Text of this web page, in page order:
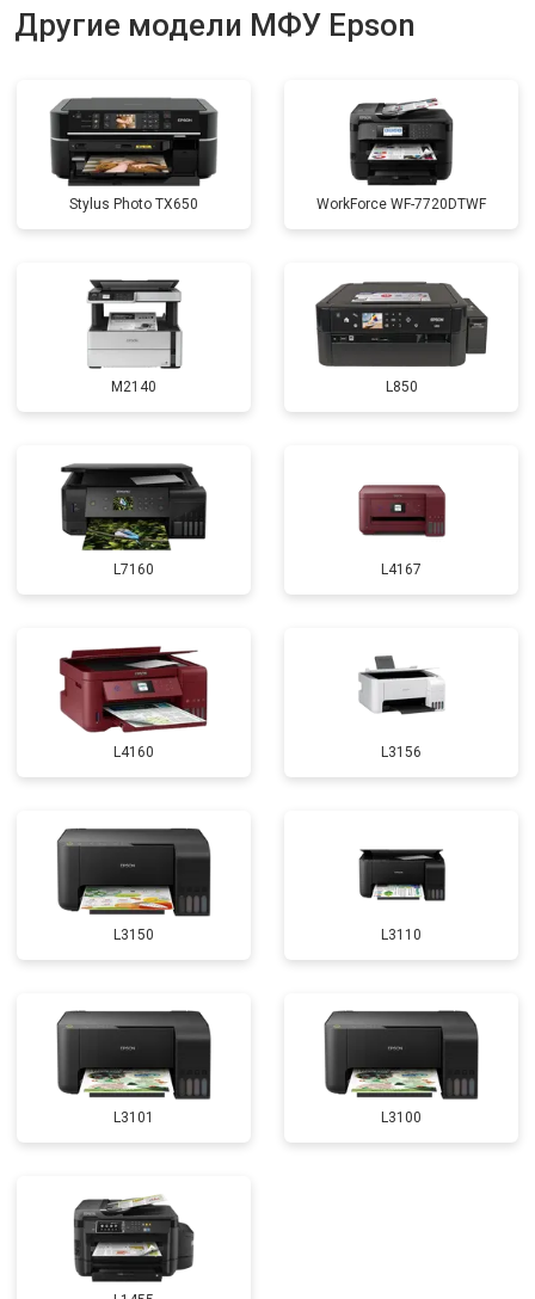
Другие модели МФУ Epson
Stylus Photo TX650 WorkForce WF-7720DTWF
M2140 L850
L7160 L4167
L4160 L3156
L3150 L3110
L3101 L3100